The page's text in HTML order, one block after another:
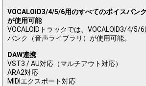
VOCALOID3/4/5/6用のすべてのボイスバン
が使用可能
VOCALOIDトラックでは、VOCALOID3/4/5/
バンク（音声ライブラリ）が使用可能。
DAW連携
VST3 / AU対応（マルチアウト対応）
ARA2対応
MIDIエクスポート対応